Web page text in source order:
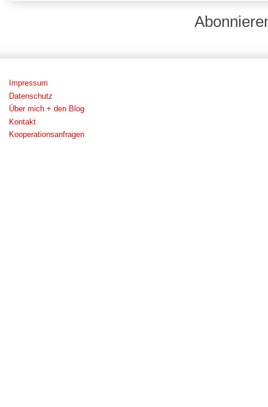
Impressum
Datenschutz
Über mich + den Blog
Kontakt
Kooperationsanfragen